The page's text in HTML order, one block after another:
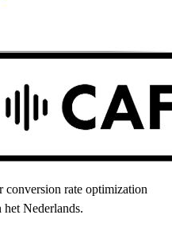
conversion rate optimization
Nederlands.